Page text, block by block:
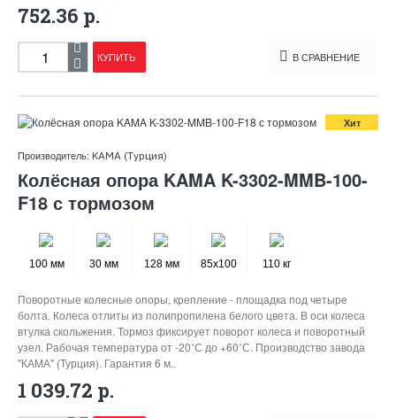
752.36 р.
КУПИТЬ В СРАВНЕНИЕ
Хит
Производитель: KAMA (Турция)
Колёсная опора KAMA K-3302-MMB-100-
F18 с тормозом
100 мм 30 мм 128 мм 85x100 110 кг
Поворотные колесные опоры, крепление - площадка под четыре
болта. Колеса отлиты из полипропилена белого цвета. В оси колеса
втулка скольжения. Тормоз фиксирует поворот колеса и поворотный
узел. Рабочая температура от -20˚С до +60˚С. Производство завода
"КАМА" (Турция). Гарантия 6 м..
1 039.72 р.